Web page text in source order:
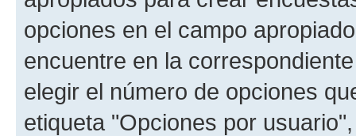
opciones en el campo
encuentre en la
elegir el número de opciones
etiqueta "Opciones por